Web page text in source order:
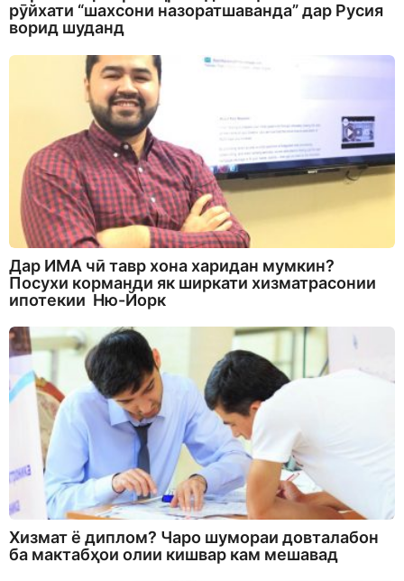
рӯйхати “шахсони назоратшаванда” дар Русия
ворид шуданд
Дар ИМА чӣ тавр хона харидан мумкин?
Посухи корманди як ширкати хизматрасонии
ипотекии Ню-Йорк
Хизмат ё диплом? Чаро шумораи довталабон
ба мактабҳои олии кишвар кам мешавад